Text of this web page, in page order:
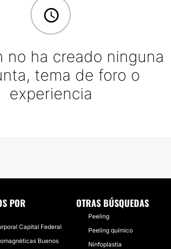
no ha creado ninguna
tema de foro o
experiencia
POR
Capital Federal
Buenos
OTRAS BÚSQUEDAS
Peeling
Peeling químico
Ninfoplastia